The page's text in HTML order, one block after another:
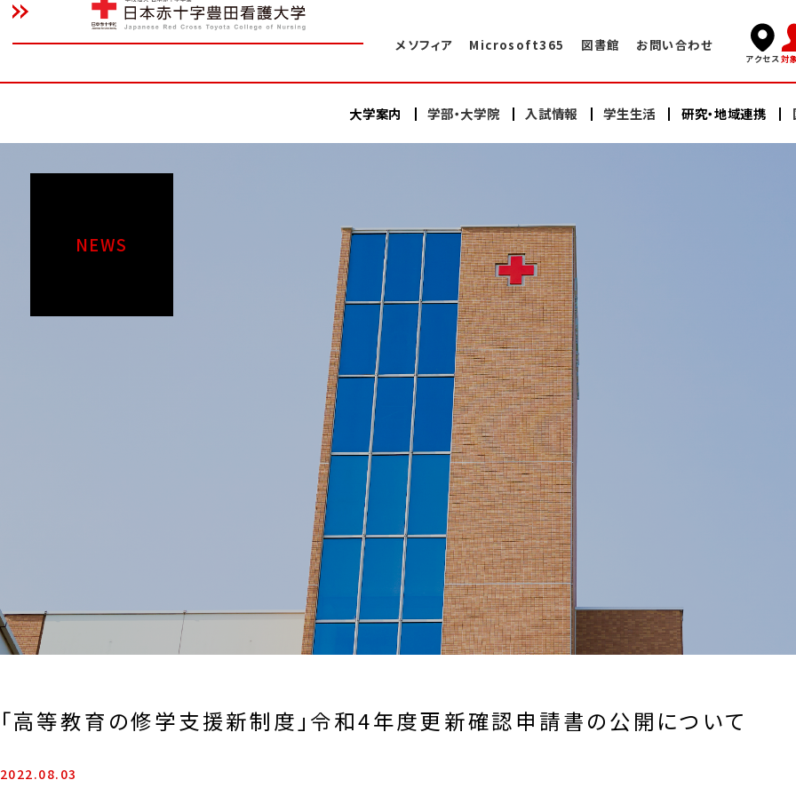
メソフィア Microsoft365 図書館 お問い合わせ
アクセス対
大学案内
情報公開
日本赤十字豊田看護大学の学び
学部・大学院
大学院（博士課程）
教員紹介
入試情報
大学院（博士課程）
オープンキャンパス
よくある質問
資料請求
学生生活
施設案内
学納金・奨学金
卒業生の声・就職実績
研究・地域連携
ヘルスプロモーションセンター
研修会・公開講座
海外語学研修
スイス・イタリア研修
その他の国際的活動
NEWS
「高等教育の修学支援新制度」令和4年度更新確認申請書の公開について
2022.08.03